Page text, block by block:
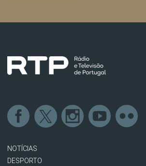
NOTÍCIAS
DESPORTO